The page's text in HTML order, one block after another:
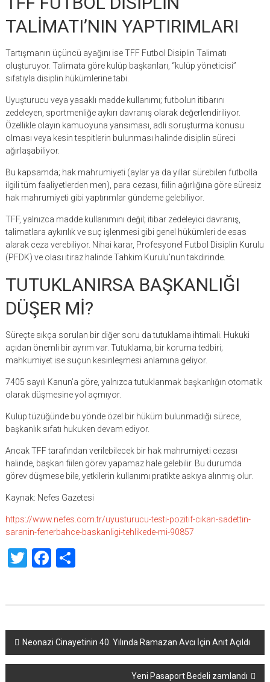
TALİMATI’NIN YAPTIRIMLARI
Tartışmanın üçüncü ayağını ise TFF Futbol Disiplin Talimatı
oluşturuyor. Talimata göre kulüp başkanları, “kulüp yöneticisi”
sıfatıyla disiplin hükümlerine tabi.
Uyuşturucu veya yasaklı madde kullanımı; futbolun itibarını
zedeleyen, sportmenliğe aykırı davranış olarak değerlendiriliyor.
Özellikle olayın kamuoyuna yansıması, adli soruşturma konusu
olması veya kesin tespitlerin bulunması halinde disiplin süreci
ağırlaşabiliyor.
Bu kapsamda; hak mahrumiyeti (aylar ya da yıllar sürebilen futbolla
ilgili tüm faaliyetlerden men), para cezası, fiilin ağırlığına göre süresiz
hak mahrumiyeti gibi yaptırımlar gündeme gelebiliyor.
TFF, yalnızca madde kullanımını değil; itibar zedeleyici davranış,
talimatlara aykırılık ve suç işlenmesi gibi genel hükümleri de esas
alarak ceza verebiliyor. Nihai karar, Profesyonel Futbol Disiplin Kurulu
(PFDK) ve olası itiraz halinde Tahkim Kurulu’nun takdirinde.
TUTUKLANIRSA BAŞKANLIĞI
DÜŞER Mİ?
Süreçte sıkça sorulan bir diğer soru da tutuklama ihtimali. Hukuki
açıdan önemli bir ayrım var. Tutuklama, bir koruma tedbiri;
mahkumiyet ise suçun kesinleşmesi anlamına geliyor.
7405 sayılı Kanun’a göre, yalnızca tutuklanmak başkanlığın otomatik
olarak düşmesine yol açmıyor.
Kulüp tüzüğünde bu yönde özel bir hüküm bulunmadığı sürece,
başkanlık sıfatı hukuken devam ediyor.
Ancak TFF tarafından verilebilecek bir hak mahrumiyeti cezası
halinde, başkan fiilen görev yapamaz hale gelebilir. Bu durumda
görev düşmese bile, yetkilerin kullanımı pratikte askıya alınmış olur.
Kaynak: Nefes Gazetesi
https://www.nefes.com.tr/uyusturucu-testi-pozitif-cikan-sadettin-
saranin-fenerbahce-baskanligi-tehlikede-mi-90857
TwitterFacebook
Yazı
dolaşımı
Neonazi Cinayetinin 40. Yılında Ramazan Avcı İçin Anıt Açıldı
Yeni Pasaport Bedeli zamlandı